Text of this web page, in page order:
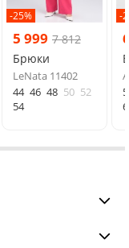
-25%
5 999 7 812
Брюки
LeNata 11402
44 46 48 50 52
54
-